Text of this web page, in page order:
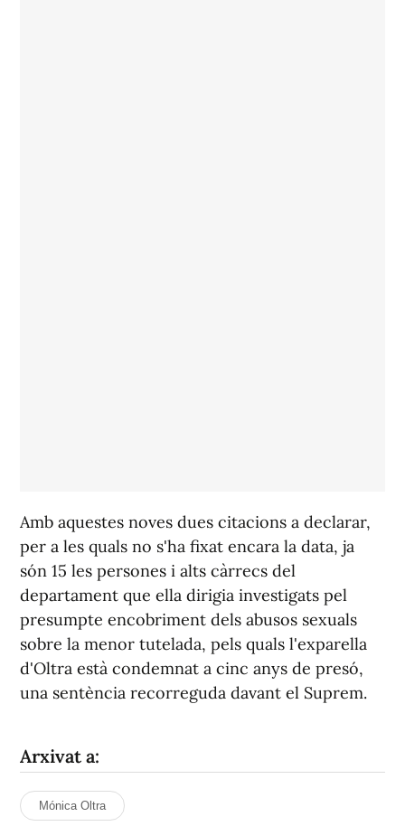
Amb aquestes noves dues citacions a declarar,
per a les quals no s'ha fixat encara la data, ja
són 15 les persones i alts càrrecs del
departament que ella dirigia investigats pel
presumpte encobriment dels abusos sexuals
sobre la menor tutelada, pels quals l'exparella
d'Oltra està condemnat a cinc anys de presó,
una sentència recorreguda davant el Suprem.
Arxivat a:
Mónica Oltra